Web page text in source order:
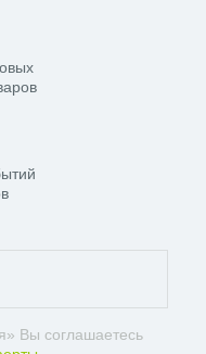
Вы соглашаетесь